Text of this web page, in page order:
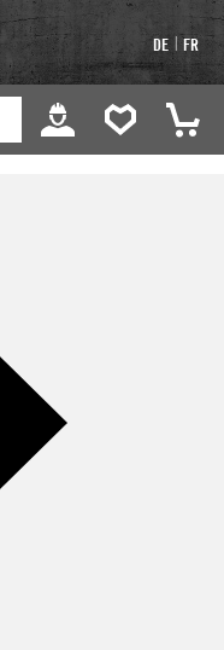
DE | FR